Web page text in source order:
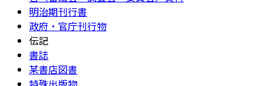
明治期刊行書
政府・官庁刊行物
伝記
書誌
某書店図書